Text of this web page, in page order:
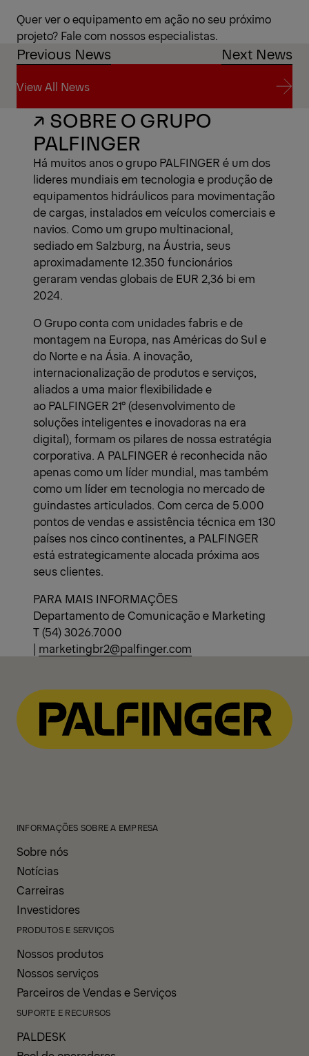
Quer ver o equipamento em ação no seu próximo
projeto? Fale com nossos especialistas.
Previous News Next News
View All News
View All News
↗ SOBRE O GRUPO
PALFINGER
Há muitos anos o grupo PALFINGER é um dos
lideres mundiais em tecnologia e produção de
equipamentos hidráulicos para movimentação
de cargas, instalados em veículos comerciais e
navios. Como um grupo multinacional,
sediado em Salzburg, na Áustria, seus
aproximadamente 12.350 funcionários
geraram vendas globais de EUR 2,36 bi em
2024.
O Grupo conta com unidades fabris e de
montagem na Europa, nas Américas do Sul e
do Norte e na Ásia. A inovação,
internacionalização de produtos e serviços,
aliados a uma maior flexibilidade e
ao PALFINGER 21° (desenvolvimento de
soluções inteligentes e inovadoras na era
digital), formam os pilares de nossa estratégia
corporativa. A PALFINGER é reconhecida não
apenas como um líder mundial, mas também
como um líder em tecnologia no mercado de
guindastes articulados. Com cerca de 5.000
pontos de vendas e assistência técnica em 130
países nos cinco continentes, a PALFINGER
está estrategicamente alocada próxima aos
seus clientes.
PARA MAIS INFORMAÇÕES
Departamento de Comunicação e Marketing
T (54) 3026.7000
| marketingbr2@palfinger.com
INFORMAÇÕES SOBRE A EMPRESA
Sobre nós
Notícias
Carreiras
Investidores
PRODUTOS E SERVIÇOS
Nossos produtos
Nossos serviços
Parceiros de Vendas e Serviços
SUPORTE E RECURSOS
PALDESK